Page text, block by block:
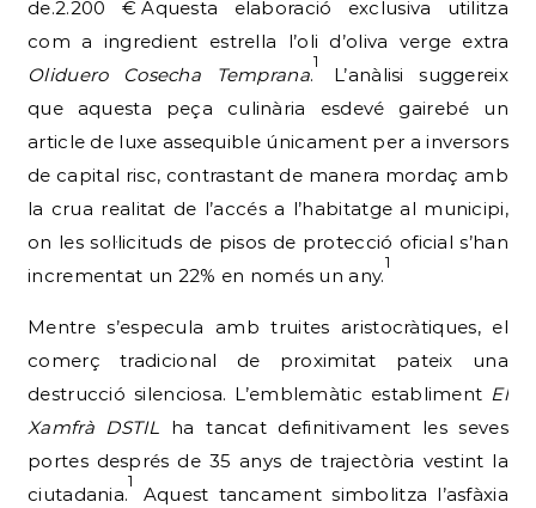
de.2.200 € Aquesta elaboració exclusiva utilitza
com a ingredient estrella l’oli d’oliva verge extra
Oliduero Cosecha Temprana.
1
L’anàlisi suggereix
que aquesta peça culinària esdevé gairebé un
article de luxe assequible únicament per a inversors
de capital risc, contrastant de manera mordaç amb
la crua realitat de l’accés a l’habitatge al municipi,
on les sol·licituds de pisos de protecció oficial s’han
incrementat un 22% en només un any.
1
Mentre s’especula amb truites aristocràtiques, el
comerç tradicional de proximitat pateix una
destrucció silenciosa. L’emblemàtic establiment El
Xamfrà DSTIL ha tancat definitivament les seves
portes després de 35 anys de trajectòria vestint la
ciutadania.
1
Aquest tancament simbolitza l’asfàxia